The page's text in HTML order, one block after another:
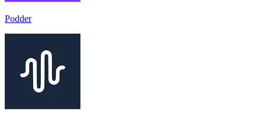
Podder